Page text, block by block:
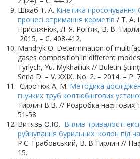
Шіхаб Т. А. Кінетика
процесі отримання керметів / Т. А.
Присяжнюк, Л. Я. Роп’як, В. В.
2015. – С. 408-412.
Mandryk O. Determination of
gases composition in different
Tyrlych, Yu. Mykhailiuk // Buletin
Seria D. – V. XXIX, No. 2. – 2014. – P.
Сиротюк А. М. Методика
гнучких труб колтюбінгових
Тирлич В.В. // Розробка
51-58
Витязь О.Ю. Вплив тривалості
руйнування бурильних колон під
Р.С. Грабовський, В. В.Тирлич //
15.